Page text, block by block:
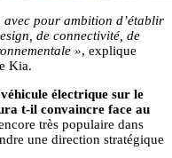
pour ambition d’établir
de connectivité, de
», explique
Kia.
électrique sur le
t-il convaincre face au
très populaire dans
une direction stratégique